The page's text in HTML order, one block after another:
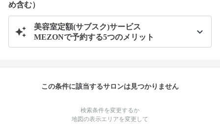
め含む）
美容室定額(サブスク)サービス
MEZONで予約する5つのメリット
この条件に該当するサロンは見つかりません
検索条件を変更するか
地図の表示エリアを変更して